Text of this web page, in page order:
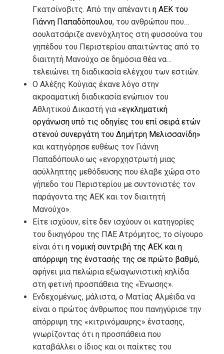
Γκατσίνοβιτς. Από την απέναντι η ΑΕΚ του
Γιάννη Παπαδόπουλου, του ανθρώπου που…
σουλατσάριζε ανενόχλητος στη φυσσούνα του
γηπέδου του Περιστερίου απαιτώντας από το
διαιτητή Μανούχο σε δημόσια θέα να…
τελειώνει τη διαδικασία ελέγχου των εστιών.
Ο Αλέξης Κούγιας έκανε λόγο στην
ακροαματική διαδικασία ενώπιον του
Αθλητικού Δικαστή για «εγκληματική
οργάνωση υπό τις οδηγίες του επί σειρά ετών
στενού συνεργάτη του Δημήτρη Μελισσανίδη»
και κατηγόρησε ευθέως τον Γιάννη
Παπαδόπουλο ως «ενορχηστρωτή μιας
ασύλληπτης μεθόδευσης που έλαβε χώρα στο
γήπεδο του Περιστερίου με συντονιστές τον
παράγοντα της ΑΕΚ και τον διαιτητή
Μανούχο».
Είτε ισχύουν, είτε δεν ισχύουν οι κατηγορίες
του δικηγόρου της ΠΑΕ Ατρόμητος, το σίγουρο
είναι ότι η νομική συντριβή της ΑΕΚ και η
απόρριψη της ένστασής της σε πρώτο βαθμό,
αφήνει μια πελώρια εξωαγωνιστική κηλίδα
στη φετινή προσπάθεια της «Ένωσης».
Ενδεχομένως, μάλιστα, ο Ματίας Αλμέιδα να
είναι ο πρώτος άνθρωπος που πανηγύρισε την
απόρριψη της «κιτρινόμαυρης» ένστασης,
γνωρίζοντας ότι η προσπάθεια που
καταβάλλει ο ίδιος και οι παίκτες του